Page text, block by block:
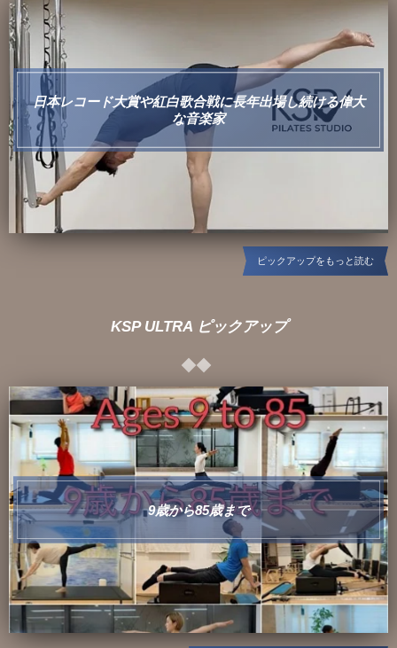
日本レコード大賞や紅白歌合戦に長年出場し続ける偉大
な音楽家
ピックアップをもっと読む
KSP ULTRA ピックアップ
9歳から85歳まで